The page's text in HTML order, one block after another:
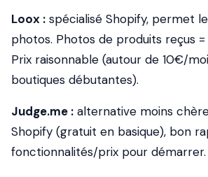
Loox : spécialisé Shopify, permet
photos. Photos de produits reçus
Prix raisonnable (autour de 10€/
boutiques débutantes).
Judge.me : alternative moins
Shopify (gratuit en basique), bon
fonctionnalités/prix pour démarrer.